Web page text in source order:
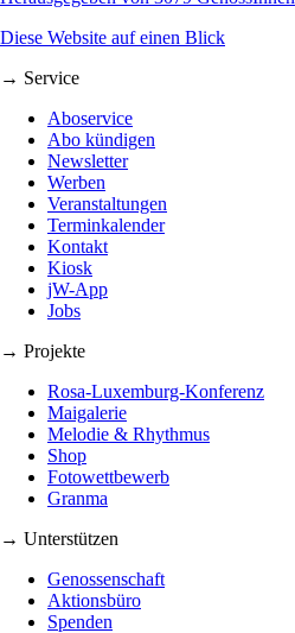
Diese Website auf einen Blick
→ Service
Aboservice
Abo kündigen
Newsletter
Werben
Veranstaltungen
Terminkalender
Kontakt
Kiosk
jW-App
Jobs
→ Projekte
Rosa-Luxemburg-Konferenz
Maigalerie
Melodie & Rhythmus
Shop
Fotowettbewerb
Granma
→ Unterstützen
Genossenschaft
Aktionsbüro
Spenden